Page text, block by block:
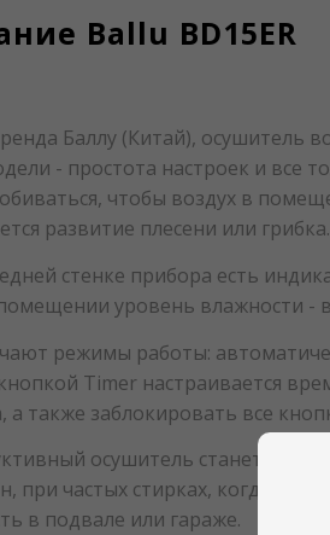
Ballu BD15ER
Баллу (Китай), осушитель
- простота настроек и все
чтобы воздух в
развитие плесени или грибка.
стенке прибора есть
уровень влажности
режимы работы:
Timer настраивается
а также заблокировать все
осушитель станет
при частых стирках, когда
в подвале или гараже.